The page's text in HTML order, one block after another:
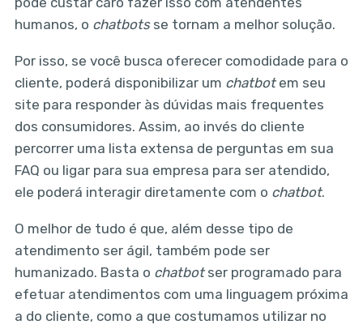
humanos, o chatbotsse tornam a melhor solução.
Por isso, se você busca oferecer comodidade para o
cliente, poderá disponibilizar um chatbotem seu
site para responder às dúvidas mais frequentes
dos consumidores. Assim, ao invés do cliente
percorrer uma lista extensa de perguntas em sua
FAQ ou ligar para sua empresa para ser atendido,
ele poderá interagir diretamente com o chatbot.
O melhor de tudo é que, além desse tipo de
atendimento ser ágil, também pode ser
humanizado. Basta o chatbotser programado para
efetuar atendimentos com uma linguagem próxima
a do cliente, como a que costumamos utilizar no